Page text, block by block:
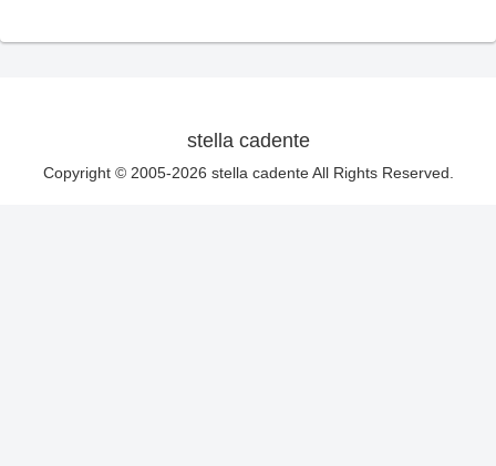
stella cadente
Copyright © 2005-2026 stella cadente All Rights Reserved.